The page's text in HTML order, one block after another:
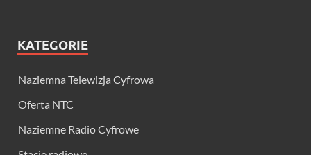
KATEGORIE
Naziemna Telewizja Cyfrowa
Oferta NTC
Naziemne Radio Cyfrowe